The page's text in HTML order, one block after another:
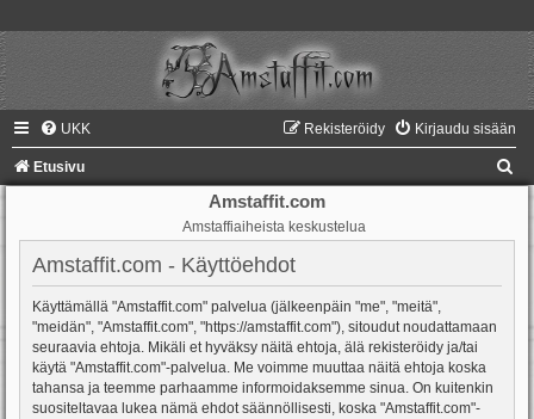
UKK Kirjaudu sisään
Rekisteröidy
Etusivu
Amstaffit.com
Amstaffiaiheista keskustelua
Amstaffit.com - Käyttöehdot
Käyttämällä "Amstaffit.com" palvelua (jälkeenpäin "me", "meitä",
"meidän", "Amstaffit.com", "https://amstaffit.com"), sitoudut noudattamaan
seuraavia ehtoja. Mikäli et hyväksy näitä ehtoja, älä rekisteröidy ja/tai
käytä "Amstaffit.com"-palvelua. Me voimme muuttaa näitä ehtoja koska
tahansa ja teemme parhaamme informoidaksemme sinua. On kuitenkin
suositeltavaa lukea nämä ehdot säännöllisesti, koska "Amstaffit.com"-